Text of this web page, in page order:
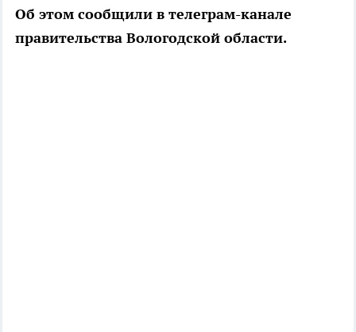
Об этом сообщили в телеграм-канале
правительства Вологодской области.